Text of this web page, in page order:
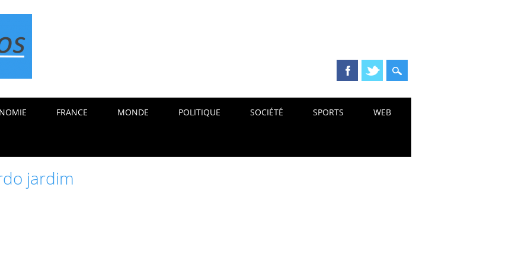
FRANCE MONDE POLITIQUE SOCIÉTÉ SPORTS WEB
jardim